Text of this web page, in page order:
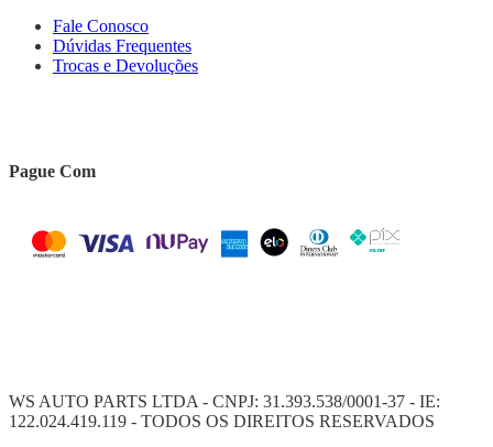
Fale Conosco
Dúvidas Frequentes
Trocas e Devoluções
Pague Com
WS AUTO PARTS LTDA - CNPJ: 31.393.538/0001-37 - IE:
122.024.419.119 - TODOS OS DIREITOS RESERVADOS